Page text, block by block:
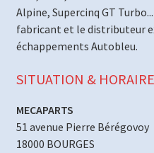
Alpine, Supercinq GT
fabricant et le distributeur
échappements Autobleu.
SITUATION &
MECAPARTS
51 avenue Pierre Bérégovoy
18000 BOURGES